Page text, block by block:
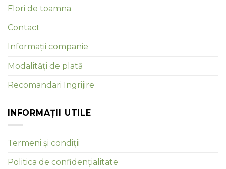
Flori de toamna
Contact
Informații companie
Modalități de plată
Recomandari Ingrijire
INFORMAȚII UTILE
Termeni și condiții
Politica de confidențialitate